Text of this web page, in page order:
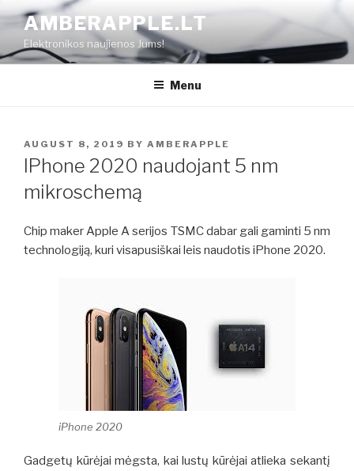
Skip
content
AMBERAPPLE.LT
Elektronikos naujienos Jums!
Menu
POSTED
ON
AUGUST 8, 2019 BY AMBERAPPLE
IPhone 2020 naudojant 5 nm
mikroschemą
Chip maker Apple A serijos TSMC dabar gali gaminti 5 nm
technologiją, kuri visapusiškai leis naudotis iPhone 2020.
iPhone 2020
Gadgetų kūrėjai mėgsta, kai lustų kūrėjai atlieka sekantį